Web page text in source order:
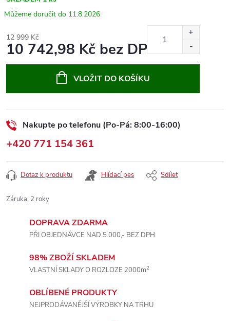
11.8.2026
12 999 Kč
10 742,98 Kč bez DPH
VLOŽIT DO KOŠÍKU
Nakupte po telefonu (Po-Pá: 8:00-16:00)
+420 771 154 361
Dotaz k produktu Hlídací pes Sdílet
Záruka: 2 roky
DOPRAVA ZDARMA
PŘI OBJEDNÁVCE NAD 5.000,- BEZ DPH
98% ZBOŽÍ SKLADEM
VLASTNÍ SKLADY O ROZLOZE 2000m2
OBLÍBENÉ PRODUKTY
NEJPRODÁVANĚJŠÍ VÝROBKY NA TRHU